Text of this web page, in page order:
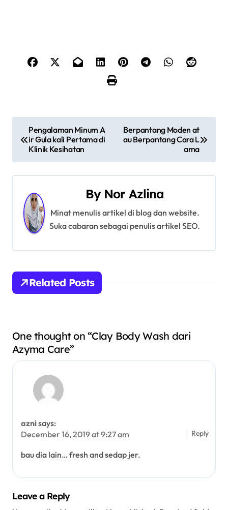
s
v
i
g
t
i
Pengalaman Minum A
ir Gula kali Pertama di
Klinik Kesihatan
Berpantang Moden at
au Berpantang Cara L
ama
By Nor Azlina
Minat menulis artikel di blog dan website.
Suka cabaran sebagai penulis artikel SEO.
Related Posts
One thought on “Clay Body Wash dari
Azyma Care”
aznisays:
December 16, 2019 at 9:27 am
bau dia lain… fresh and sedap jer.
Reply
Leave a Reply